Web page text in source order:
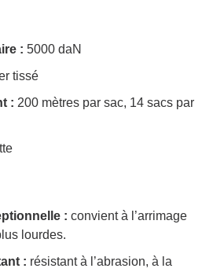
: 5000 daN
tissé
: 200 mètres par sac, 14 sacs par
: convient à l’arrimage
lourdes.
: résistant à l’abrasion, à la